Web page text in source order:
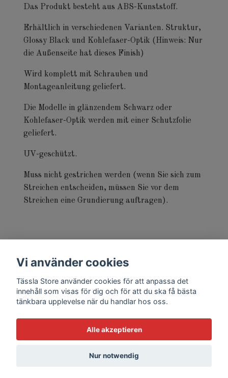
Das Produkt besteht aus ABS-Kunststoff.
Erhältlich in verschiedenen Varianten. Struktur,
Glossy Black und Kohlefaser-Optik (Hinweis: Nur
die Außenseite hat dieses Finish)
Wird komplett mit Schrauben und
Montageanleitung geliefert.
Die Modelle in glänzendem Schwarz oder
Kohlefaser-Optik werden mit einer Schutzfolie
geliefert.
UV-geschützt.
Muss nicht gestrichen werden (wenn Sie sich zum
Streichen entscheiden, müssen Sie vor dem
Streichen eine Grundierung auftragen).
Sonderanfertigung - ca. 12 Wochen Lieferzeit
© 2026 Tässla Store
Vi använder cookies
Tässla Store använder cookies för att anpassa det
innehåll som visas för dig och för att du ska få bästa
tänkbara upplevelse när du handlar hos oss.
Alle akzeptieren
Nur notwendig